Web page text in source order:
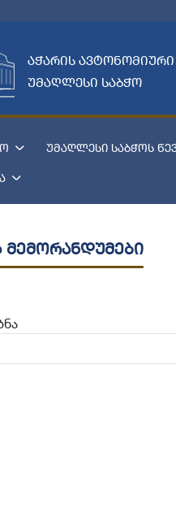
აჭარის
უმაღლესი საბჭო
უმაღლესი საბჭოს
მემორანდუმები